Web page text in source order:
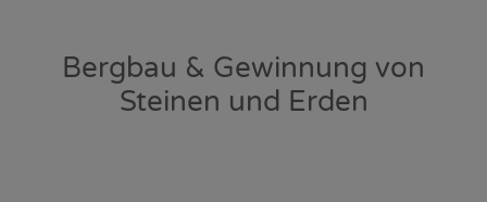
Bergbau & Gewinnung von
Steinen und Erden